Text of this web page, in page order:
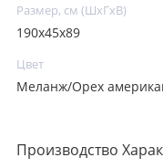
Размер, см (ШхГхВ)
190x45x89
Цвет
Меланж/Орех
Производство